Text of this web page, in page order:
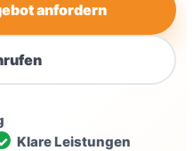
anfordern
Klare Leistungen